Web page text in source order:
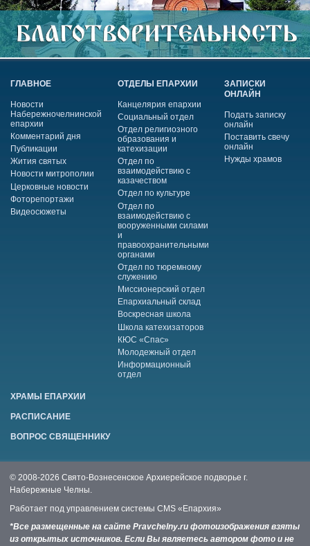
ГЛАВНОЕ
Новости
Набережночелнинской
епархии
Комментарий дня
Публикации
Жития святых
Новости митрополии
Церковные новости
Фоторепортажи
Видеосюжеты
ОТДЕЛЫ ЕПАРХИИ
Канцелярия епархии
Социальный отдел
Отдел религиозного
образования и
катехизации
Отдел по
взаимодействию с
казачеством
Отдел по культуре
Отдел по
взаимодействию с
вооруженными силами
и
правоохранительными
органами
Отдел по тюремному
служению
Миссионерский отдел
Епархиальный склад
Воскресная школа
Школа катехизаторов
КЮС «Спас»
Молодежный отдел
Информационный
отдел
ЗАПИСКИ
ОНЛАЙН
Подать записку
онлайн
Поставить свечу
онлайн
Нужды храмов
ХРАМЫ ЕПАРХИИ
РАСПИСАНИЕ
ВОПРОС СВЯЩЕННИКУ
© 2008-2026 Свято-Вознесенское Архиерейское подворье г.
Набережные Челны.
Работает под управлением системы CMS «Епархия»
*Все размещенные на сайте Pravchelny.ru фотоизображения взяты
из открытых источников. Если Вы являетесь автором фото и не